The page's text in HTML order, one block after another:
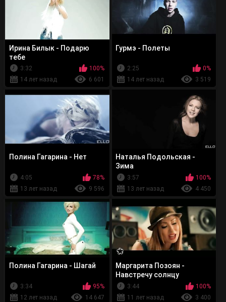
Ирина Билык - Подарю
тебе
3:32
100%
14 лет назад
6 601
Гурмэ - Полеты
2:25
0%
14 лет назад
3 519
Полина Гагарина - Нет
4:05
78%
13 лет назад
9 596
Наталья Подольская -
Зима
3:57
100%
13 лет назад
4 450
Полина Гагарина - Шагай
3:34
95%
12 лет назад
14 647
Маргарита Позоян -
Навстречу солнцу
3:44
100%
11 лет назад
3 400